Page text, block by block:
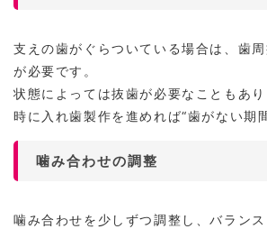
支えの歯がぐらついている場合は、歯
が必要です。
状態によっては抜歯が必要なこともあ
時に入れ歯製作を進めれば“歯がない期
噛み合わせの調整
噛み合わせを少しずつ調整し、バラン